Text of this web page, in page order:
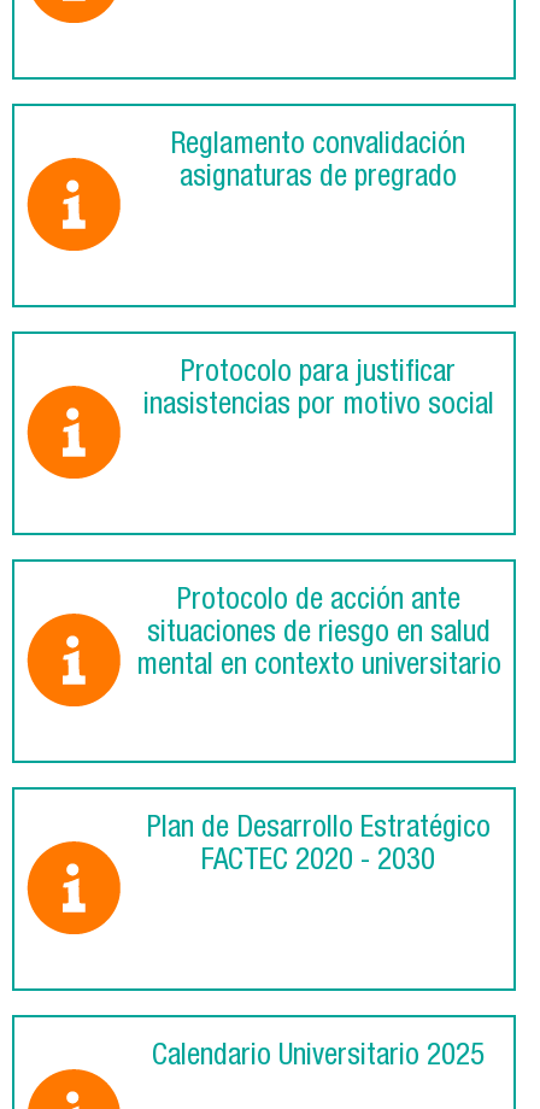
Reglamento convalidación
asignaturas de pregrado
Protocolo para justificar
inasistencias por motivo social
Protocolo de acción ante
situaciones de riesgo en salud
mental en contexto universitario
Plan de Desarrollo Estratégico
FACTEC 2020 - 2030
Calendario Universitario 2025